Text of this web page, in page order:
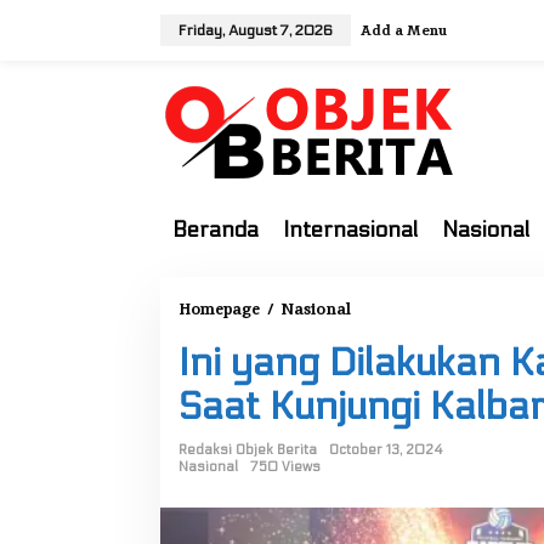
Friday, August 7, 2026 Add a Menu
Beranda Internasional Nasional
Homepage / Nasional
i
y
a
n
D
i
Ini yang Dilakukan
Saat Kunjungi
Redaksi Objek Berita
October 13, 2024
Nasional
750 Views